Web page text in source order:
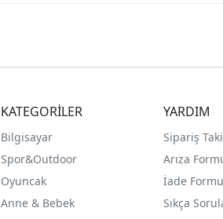
KATEGORİLER
Bilgisayar
Spor&Outdoor
Oyuncak
Anne & Bebek
YARDIM
Sipariş
Arıza
İade Formu
Sıkça